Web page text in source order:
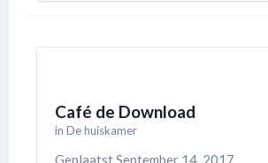
Café de Download
in De huiskamer
GeplaatstSeptember 14, 2017